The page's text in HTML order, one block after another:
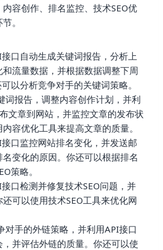
容创作、排名监控、技术SEO优
。
口自动生成关键词报告，分析上
流量数据，并根据数据调整下周
以分析竞争对手的关键词策略。
词报告，调整内容创作计划，并利
文章到网站，并监控文章的发布状
容优化工具来提高文章的质量。
口监控网站排名变化，并发送邮
变化的原因。你还可以根据排名
策略。
口检测并修复技术SEO问题，并
可以使用技术SEO工具来优化网
对手的外链策略，并利用API接口
并评估外链的质量。你还可以使